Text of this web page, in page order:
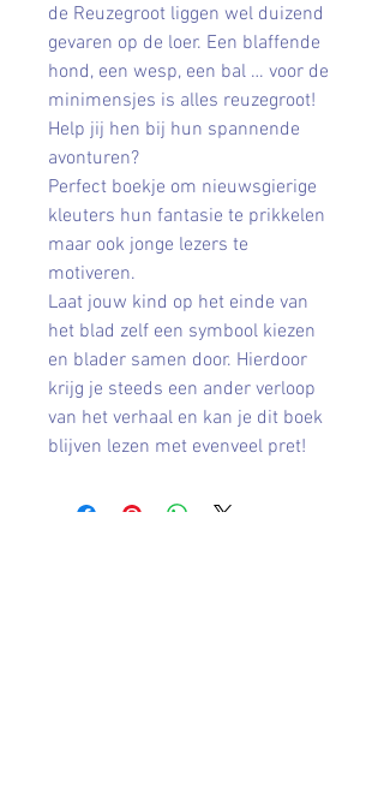
de Reuzegroot liggen wel duizend
gevaren op de loer. Een blaffende
hond, een wesp, een bal … voor de
minimensjes is alles reuzegroot!
Help jij hen bij hun spannende
avonturen?
Perfect boekje om nieuwsgierige
kleuters hun fantasie te prikkelen
maar ook jonge lezers te
motiveren.
Laat jouw kind op het einde van
het blad zelf een symbool kiezen
en blader samen door. Hierdoor
krijg je steeds een ander verloop
van het verhaal en kan je dit boek
blijven lezen met evenveel pret!